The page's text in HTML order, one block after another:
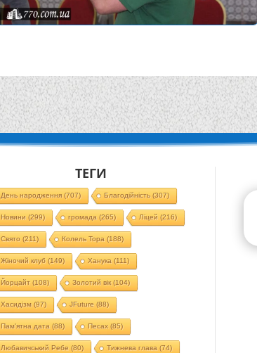
ТЕГИ
День народження(707) Благодійність (307)
Новини (299) громада (265) Ліцей (216)
Свято (211) Колель Тора (188)
Жіночий клуб (149) Ханука (111)
Йорцайт (108) Золотий вік(104)
Хасидізм (97) JFuture (88)
Пам'ятна дата (88) Песах(85)
Любавичський Ребе (80) Тижнева глава (74)